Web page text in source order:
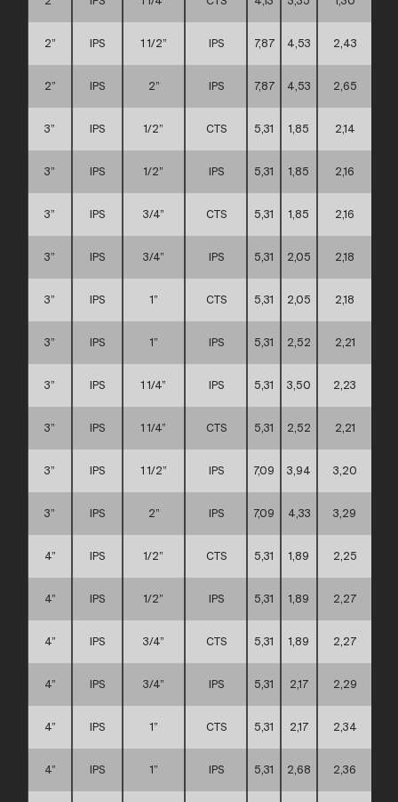
2” IPS 1 1/2” IPS 7,87 4,53 2,43
2” IPS 2” IPS 7,87 4,53 2,65
3” IPS 1/2” CTS 5,31 1,85 2,14
3” IPS 1/2” IPS 5,31 1,85 2,16
3” IPS 3/4” CTS 5,31 1,85 2,16
3” IPS 3/4” IPS 5,31 2,05 2,18
3” IPS 1” CTS 5,31 2,05 2,18
3” IPS 1” IPS 5,31 2,52 2,21
3” IPS 1 1/4” IPS 5,31 3,50 2,23
3” IPS 1 1/4” CTS 5,31 2,52 2,21
3” IPS 1 1/2” IPS 7,09 3,94 3,20
3” IPS 2” IPS 7,09 4,33 3,29
4” IPS 1/2” CTS 5,31 1,89 2,25
4” IPS 1/2” IPS 5,31 1,89 2,27
4” IPS 3/4” CTS 5,31 1,89 2,27
4” IPS 3/4” IPS 5,31 2,17 2,29
4” IPS 1” CTS 5,31 2,17 2,34
4” IPS 1” IPS 5,31 2,68 2,36